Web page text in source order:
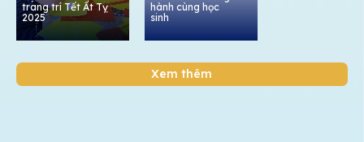
trang trí Tết Ất Tỵ
2025
hành cùng học
sinh
Xem thêm